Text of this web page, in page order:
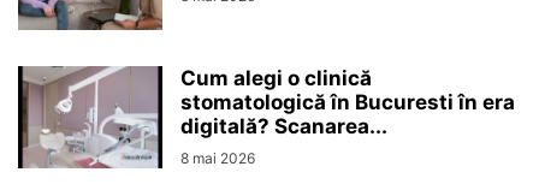
Cum alegi o clinică
stomatologică în Bucuresti în era
digitală? Scanarea...
8 mai 2026